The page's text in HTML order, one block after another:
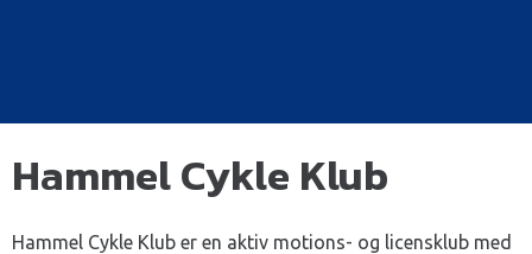
Hammel Cykle Klub
Hammel Cykle Klub er en aktiv motions- og licensklub med